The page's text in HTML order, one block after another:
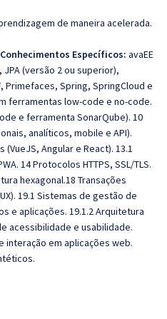
de maneira acelerada.
Conhecimentos Específicos: avaEE
(versão 2 ou superior),
Primefaces, Spring, SpringCloud e
ferramentas low-code e no-code.
e ferramenta SonarQube). 10
analíticos, mobile e API).
Angular e React). 13.1
14 Protocolos HTTPS, SSL/TLS.
hexagonal.18 Transações
19.1 Sistemas de gestão de
e aplicações. 19.1.2 Arquitetura
acessibilidade e usabilidade.
interação em aplicações web.